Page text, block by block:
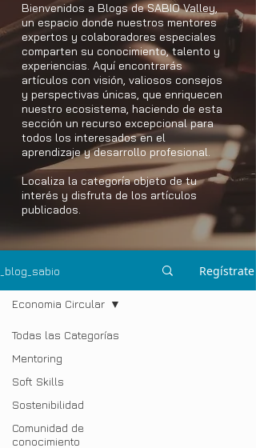
Bienvenidos a Blogs de SABIO Valley,
un espacio donde nuestros mentores
expertos y colaboradores especiales
comparten su conocimiento, talento y
experiencias. Aquí encontrarás
artículos con visión, valiosos consejos
y perspectivas únicas, que enriquecen
nuestro ecosistema, haciendo de esta
sección un recurso excepcional para
todos los interesados en el
aprendizaje y desarrollo profesional.
Localiza la categoría objeto de tu
interés y disfruta de los artículos
publicados.
_blog_sabio Regístrate
Todas las Categorías
Mentoring
Soft Skills
Sostenibilidad
Comunidad de
conocimiento
Economia Circular